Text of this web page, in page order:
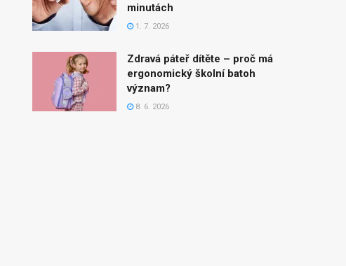
minutách
1. 7. 2026
Zdravá páteř dítěte – proč má
ergonomický školní batoh
význam?
8. 6. 2026